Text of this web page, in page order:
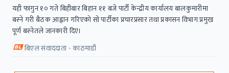
यही फागुन १० गते बिहीबार बिहान ११ बजे पार्टी केन्द्रीय कार्यालय बालकुमारीमा
बस्ने गरी बैठक आह्वान गरिएको सो पार्टीका प्रचारप्रसार तथा प्रकासन विभाग प्रमुख
पूर्ण बस्नेतले जानकारी दिए।
बिएल संवाददाता - काठमाडौं